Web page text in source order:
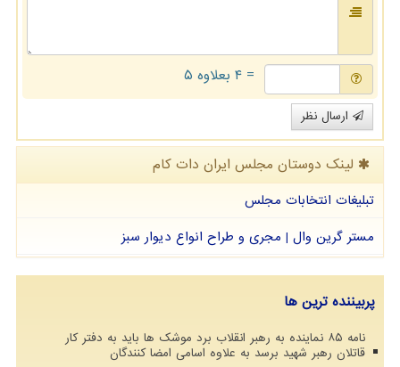
= ۴ بعلاوه ۵
ارسال نظر
لینک دوستان مجلس ایران دات كام
تبلیغات انتخابات مجلس
مستر گرین وال | مجری و طراح انواع دیوار سبز
پربیننده ترین ها
نامه ۸۵ نماینده به رهبر انقلاب برد موشک ها باید به دفتر کار
قاتلان رهبر شهید برسد به علاوه اسامی امضا کنندگان